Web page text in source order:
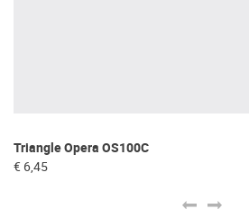
Triangle Opera OS100C
€ 6,45